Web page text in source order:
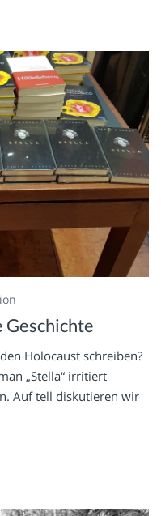
Geschichte
Holocaust schreiben?
„Stella“ irritiert
Auf tell diskutieren wir